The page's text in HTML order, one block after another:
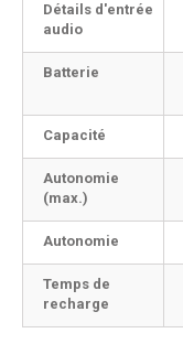
Détails d'entrée
audio
Batterie
Capacité
Autonomie
(max.)
Autonomie
Temps de
recharge